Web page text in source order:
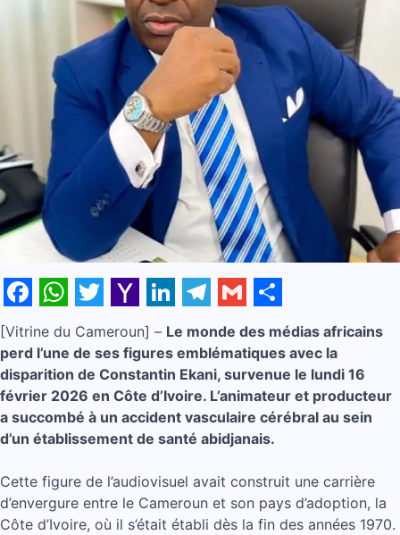
Facebook
WhatsApp
Twitter
Yahoo
Mail
LinkedIn
Telegram
Gmail
Share
[Vitrine du Cameroun] – Le monde des médias africains
perd l’une de ses figures emblématiques avec la
disparition de Constantin Ekani, survenue le lundi 16
février 2026 en Côte d’Ivoire. L’animateur et producteur
a succombé à un accident vasculaire cérébral au sein
d’un établissement de santé abidjanais.
Cette figure de l’audiovisuel avait construit une carrière
d’envergure entre le Cameroun et son pays d’adoption, la
Côte d’Ivoire, où il s’était établi dès la fin des années 1970.